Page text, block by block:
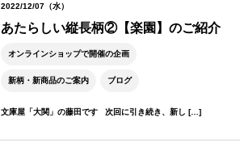
2022/12/07（水）
あたらしい縦長柄②【楽園】のご紹介
オンラインショップで開催の企画
新柄・新商品のご案内 ブログ
文庫屋「大関」の藤田です 次回に引き続き、新し […]